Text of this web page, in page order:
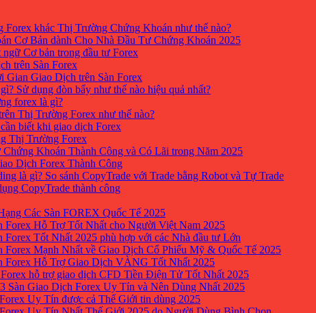
Forex khác Thị Trường Chứng Khoán như thế nào?
Cơ Bản dành Cho Nhà Đầu Tư Chứng Khoán 2025
Cơ bản trong đầu tư Forex
trên Sàn Forex
Gian Giao Dịch trên Sàn Forex
Sử dụng đòn bẩy như thế nào hiệu quả nhất?
forex là gì?
Thị Trường Forex như thế nào?
biết khi giao dịch Forex
Thị Trường Forex
Khoán Thành Công và Có Lãi trong Năm 2025
Dịch Forex Thành Công
là gì? So sánh CopyTrade với Trade bằng Robot và Tự Trade
CopyTrade thành công
Các Sàn FOREX Quốc Tế 2025
Forex Hỗ Trợ Tốt Nhất cho Người Việt Nam 2025
Forex Tốt Nhất 2025 phù hợp với các Nhà đầu tư Lớn
Forex Mạnh Nhất về Giao Dịch Cổ Phiếu Mỹ & Quốc Tế 2025
Forex Hỗ Trợ Giao Dịch VÀNG Tốt Nhất 2025
Forex hỗ trợ giao dịch CFD Tiền Điện Tử Tốt Nhất 2025
Sàn Giao Dịch Forex Uy Tín và Nên Dùng Nhất 2025
Uy Tín được cả Thế Giới tin dùng 2025